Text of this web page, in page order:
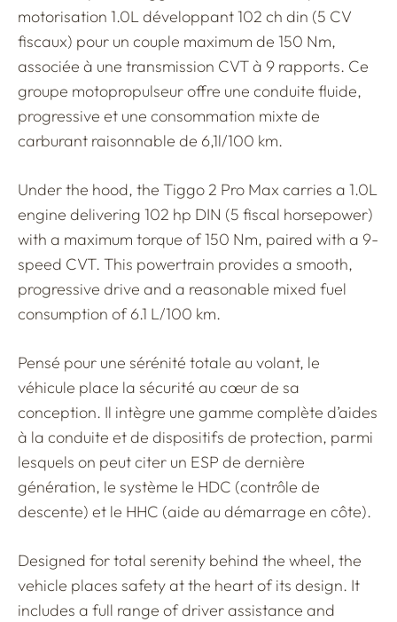
motorisation 1.0L développant 102 ch din (5 CV
fiscaux) pour un couple maximum de 150 Nm,
associée à une transmission CVT à 9 rapports. Ce
groupe motopropulseur offre une conduite fluide,
progressive et une consommation mixte de
carburant raisonnable de 6,1l/100 km.
Under the hood, the Tiggo 2 Pro Max carries a 1.0L
engine delivering 102 hp DIN (5 fiscal horsepower)
with a maximum torque of 150 Nm, paired with a 9-
speed CVT. This powertrain provides a smooth,
progressive drive and a reasonable mixed fuel
consumption of 6.1 L/100 km.
Pensé pour une sérénité totale au volant, le
véhicule place la sécurité au cœur de sa
conception. Il intègre une gamme complète d’aides
à la conduite et de dispositifs de protection, parmi
lesquels on peut citer un ESP de dernière
génération, le système le HDC (contrôle de
descente) et le HHC (aide au démarrage en côte).
Designed for total serenity behind the wheel, the
vehicle places safety at the heart of its design. It
includes a full range of driver assistance and